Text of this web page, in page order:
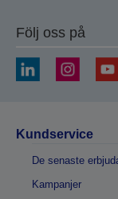
Följ oss på
Kundservice
De senaste
Kampanjer